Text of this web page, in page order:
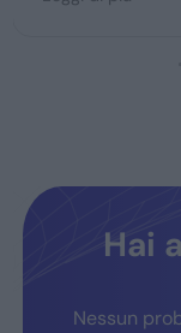
Hai
Nessun